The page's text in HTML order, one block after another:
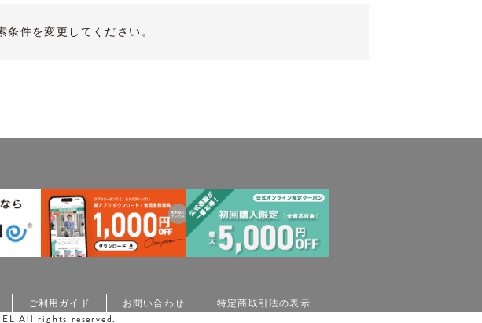
件を変更してください。
ご利用ガイド お問い合わせ 特定商取引法の表示
All rights reserved.